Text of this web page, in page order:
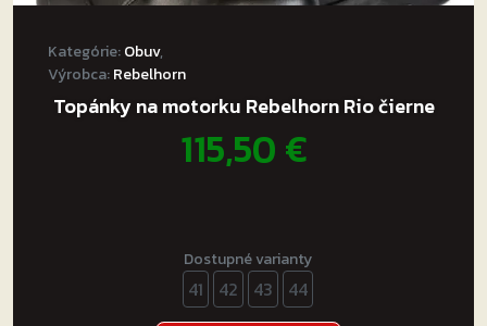
Kategórie:Obuv,
Výrobca:Rebelhorn
Topánky na motorku Rebelhorn Rio čierne
115,50€
Dostupné varianty
41 42 43 44